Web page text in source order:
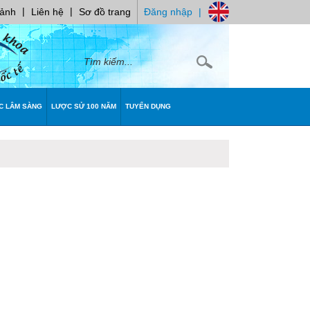
| Liên hệ | Sơ đồ trang Đăng nhập |
LÂM SÀNG LƯỢC SỬ 100 NĂM TUYỂN DỤNG